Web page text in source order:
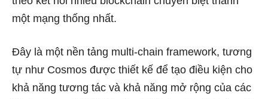
một mạng thống nhất.
Đây là một nền tảng multi-chain framework, tương
tự như Cosmos được thiết kế để tạo điều kiện cho
khả năng tương tác và khả năng mở rộng của các